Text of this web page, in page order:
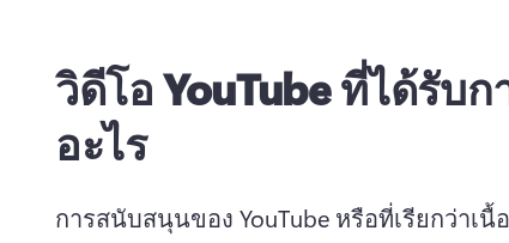
วิดีโอ YouTube ที่ได้รับ
อะไร
การสนับสนุนของ YouTube หรือที่เรียกว่าเ